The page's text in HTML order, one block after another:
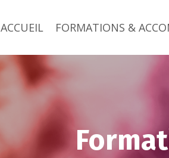
ACCUEIL FORMATIONS &